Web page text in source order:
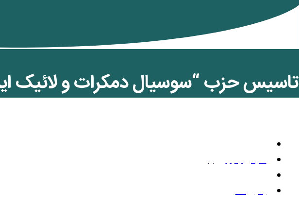
تاسیس حزب “سوسیال دمکرات و لائیک
مارس 14, 2022
بدون نظر